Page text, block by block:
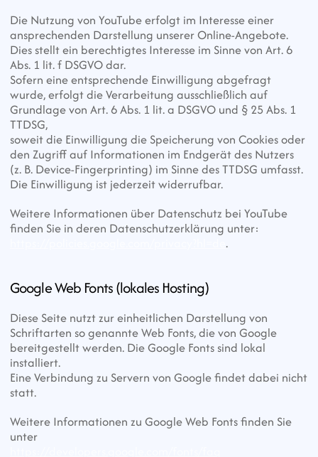
Die Nutzung von YouTube erfolgt im Interesse einer
ansprechenden Darstellung unserer Online-Angebote.
Dies stellt ein berechtigtes Interesse im Sinne von Art. 6
Abs. 1 lit. f DSGVO dar.
Sofern eine entsprechende Einwilligung abgefragt
wurde, erfolgt die Verarbeitung ausschließlich auf
Grundlage von Art. 6 Abs. 1 lit. a DSGVO und § 25 Abs. 1
TTDSG,
soweit die Einwilligung die Speicherung von Cookies oder
den Zugriff auf Informationen im Endgerät des Nutzers
(z. B. Device-Fingerprinting) im Sinne des TTDSG umfasst.
Die Einwilligung ist jederzeit widerrufbar.
Weitere Informationen über Datenschutz bei YouTube
finden Sie in deren Datenschutzerklärung unter:
.
Google Web Fonts (lokales Hosting)
Diese Seite nutzt zur einheitlichen Darstellung von
Schriftarten so genannte Web Fonts, die von Google
bereitgestellt werden. Die Google Fonts sind lokal
installiert.
Eine Verbindung zu Servern von Google findet dabei nicht
statt.
Weitere Informationen zu Google Web Fonts finden Sie
unter